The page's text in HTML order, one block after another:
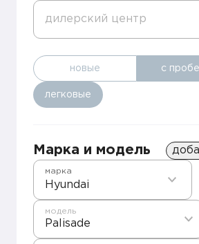
дилерский центр
новые с
легковые
Марка и модель
Hyundai
марка
Palisade
модель